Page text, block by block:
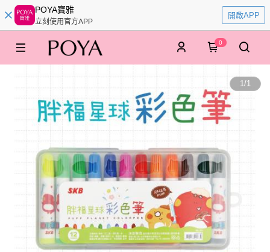
POYA寶雅
立刻使用官方APP
開啟APP
0
1/1